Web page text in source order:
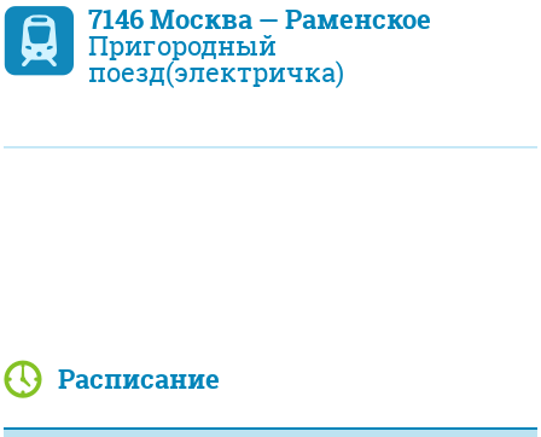
7146 Москва — Раменское
Пригородный
поезд(электричка)
Расписание